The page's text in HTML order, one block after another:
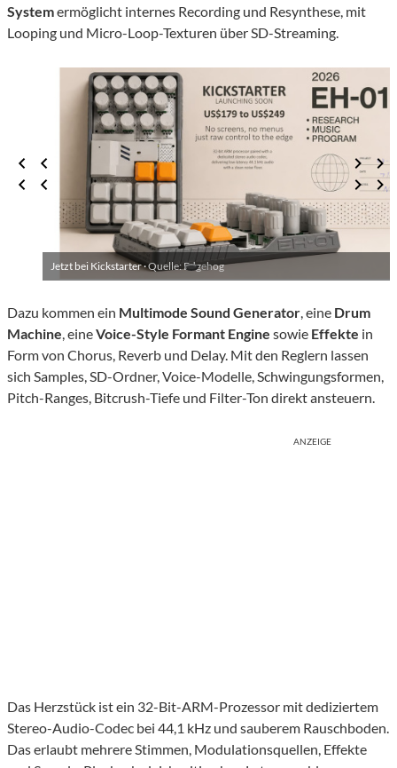
Systemermöglicht internes Recording und Resynthese, mit
Looping und Micro-Loop-Texturen über SD-Streaming.
Jetzt bei Kickstarter ·Quelle: Edgehog
Dazu kommen ein Multimode Sound Generator, eine Drum
Machine, eineVoice-Style Formant Engine sowie Effekte in
Form von Chorus, Reverb und Delay. Mit den Reglern lassen
sich Samples, SD-Ordner, Voice-Modelle, Schwingungsformen,
Pitch-Ranges, Bitcrush-Tiefe und Filter-Ton direkt ansteuern.
ANZEIGE
Das Herzstück ist ein 32-Bit-ARM-Prozessor mit dediziertem
Stereo-Audio-Codec bei 44,1 kHz und sauberem Rauschboden.
Das erlaubt mehrere Stimmen, Modulationsquellen, Effekte